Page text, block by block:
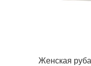
Женская